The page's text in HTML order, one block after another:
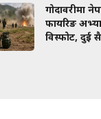
गोदावरीमा
फायरिङ
विस्फोट, दुई